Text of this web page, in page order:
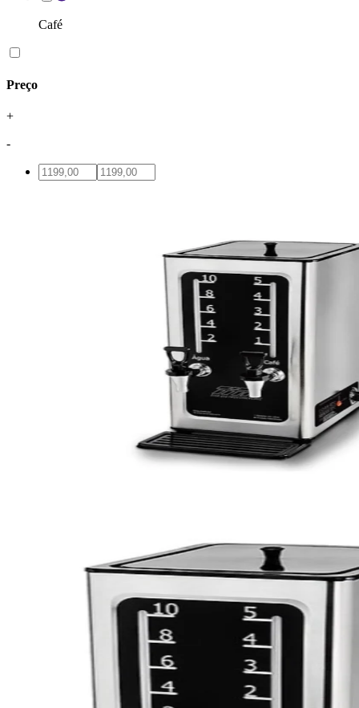
Café
Preço
+
-